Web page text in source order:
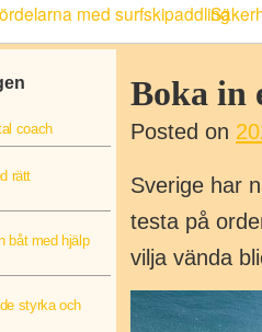
med surfskipaddling
Boka in
Posted on
Sverige har
testa på
vilja vända
coach
rätt
båt med hjälp
styrka och